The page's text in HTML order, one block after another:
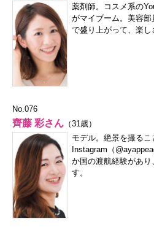
薬剤師。コスメ系の
がマイブーム。美容
で盛り上がって、楽し
No.076
齊藤 彩さん （31歳）
モデル。絶景を撮るこ
Instagram（
か国の渡航経験があ
す。